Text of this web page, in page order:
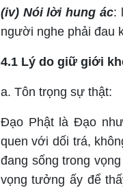
(iv) Nói lời hung ác:
người nghe phải đau
4.1 Lý do giữ giới
a. Tôn trọng sự thật:
Đạo Phật là Đạo
quen với dối trá,
đang sống trong
vọng tưởng ấy để